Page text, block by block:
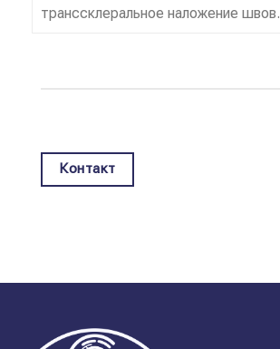
транссклеральное наложение швов.
Контакт